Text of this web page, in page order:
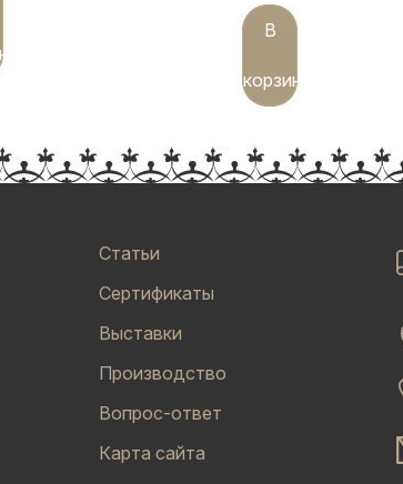
В
корзину
Статьи
Сертификаты
Выставки
Производство
Вопрос-ответ
Карта сайта